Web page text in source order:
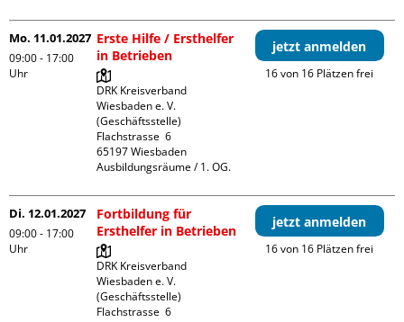
Mo. 11.01.2027
09:00 - 17:00
Uhr
Erste Hilfe / Ersthelfer
in Betrieben
DRK Kreisverband
Wiesbaden e. V.
(Geschäftsstelle)
Flachstrasse  6
65197 Wiesbaden
Ausbildungsräume / 1. OG.
jetzt anmelden
16 von 16 Plätzen frei
Di. 12.01.2027
09:00 - 17:00
Uhr
Fortbildung für
Ersthelfer in Betrieben
DRK Kreisverband
Wiesbaden e. V.
(Geschäftsstelle)
Flachstrasse  6
jetzt anmelden
16 von 16 Plätzen frei